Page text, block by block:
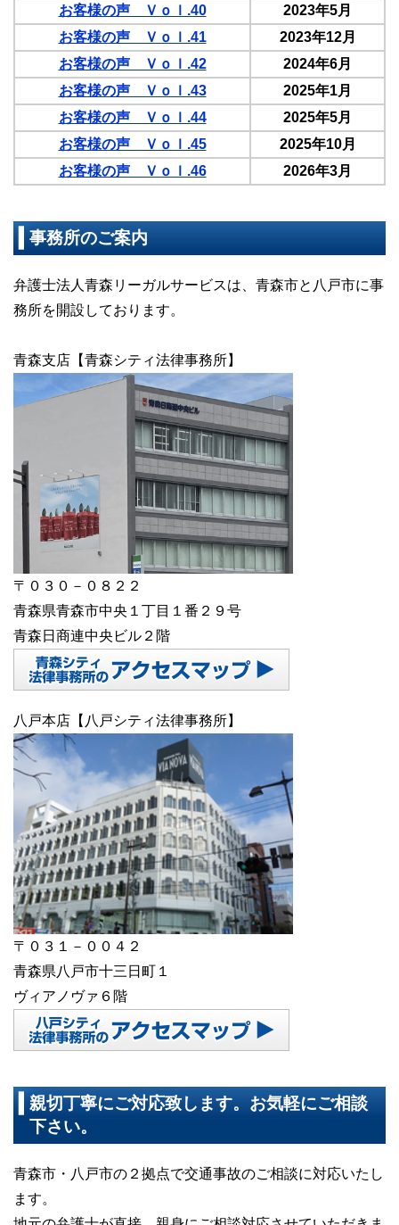
お客様の声 Ｖｏｌ.40
2023年5月
お客様の声 Ｖｏｌ.41
2023年12月
お客様の声 Ｖｏｌ.42
2024年6月
お客様の声 Ｖｏｌ.43
2025年1月
お客様の声 Ｖｏｌ.44
2025年5月
お客様の声 Ｖｏｌ.45
2025年10月
お客様の声 Ｖｏｌ.46
2026年3月
事務所のご案内
弁護士法人青森リーガルサービスは、青森市と八戸市に事
務所を開設しております。
青森支店【青森シティ法律事務所】
〒０３０－０８２２
青森県青森市中央１丁目１番２９号
青森日商連中央ビル２階
八戸本店【八戸シティ法律事務所】
〒０３１－００４２
青森県八戸市十三日町１
ヴィアノヴァ６階
親切丁寧にご対応致します。お気軽にご相談
下さい。
青森市・八戸市の２拠点で交通事故のご相談に対応いたし
ます。